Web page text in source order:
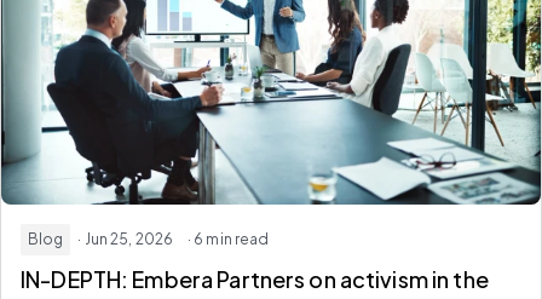
Blog · Jun 25, 2026 · 6 min read
IN-DEPTH: Embera Partners on activism in the